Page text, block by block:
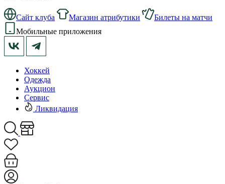
Сайт клуба Магазин атрибутики
Билеты на матчи
Мобильные приложения
Хоккей
Одежда
Аукцион
Сервис
Ликвидация